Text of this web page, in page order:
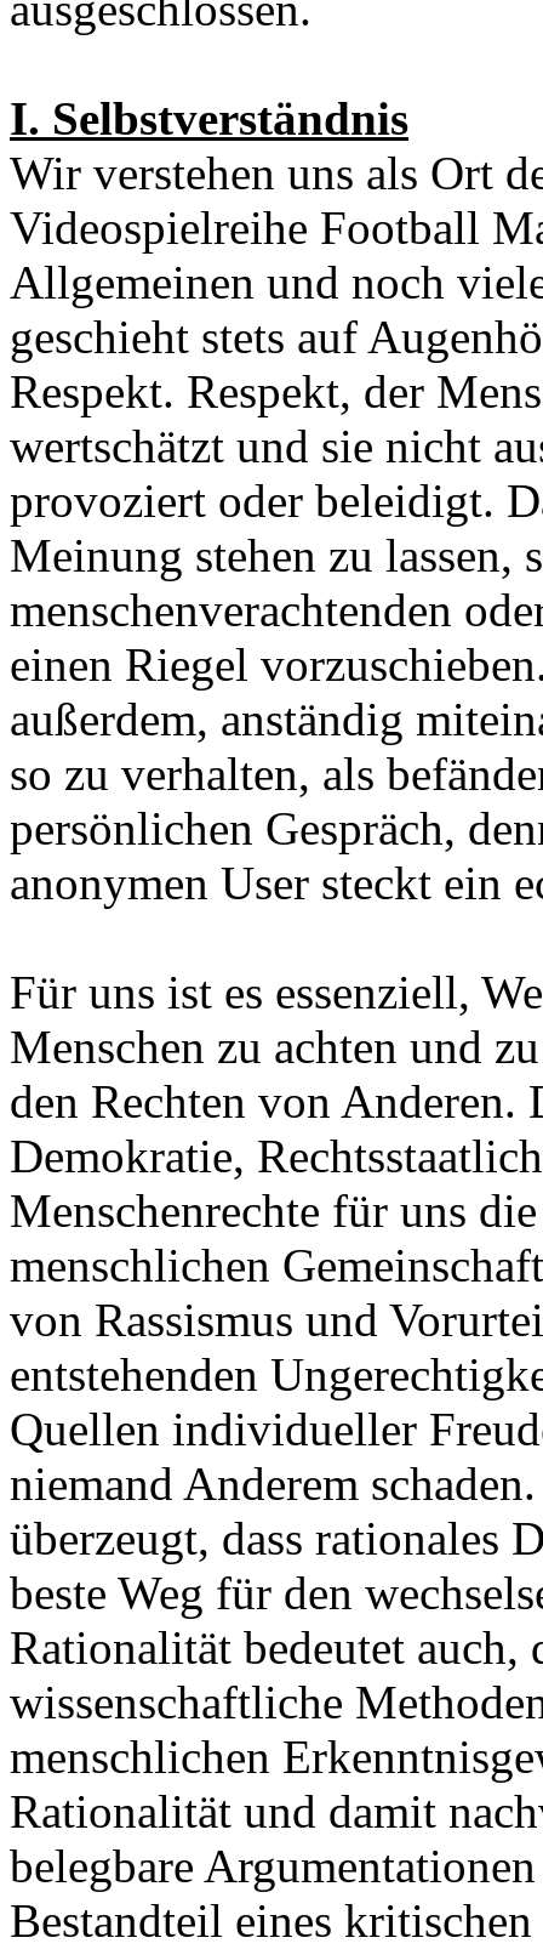
I. Selbstverständnis
Wir verstehen uns als Ort
Videospielreihe Football
Allgemeinen und noch
geschieht stets auf
Respekt. Respekt, der
wertschätzt und sie nicht
provoziert oder beleidigt.
Meinung stehen zu lassen,
menschenverachtenden
einen Riegel
außerdem, anständig
so zu verhalten, als
persönlichen Gespräch,
anonymen User steckt ein
Für uns ist es essenziell,
Menschen zu achten und
den Rechten von Anderen.
Demokratie,
Menschenrechte für uns
menschlichen
von Rassismus und
entstehenden
Quellen individueller
niemand Anderem
überzeugt, dass rationales
beste Weg für den
Rationalität bedeutet auch,
wissenschaftliche
menschlichen
Rationalität und damit
belegbare
Bestandteil eines kritischen